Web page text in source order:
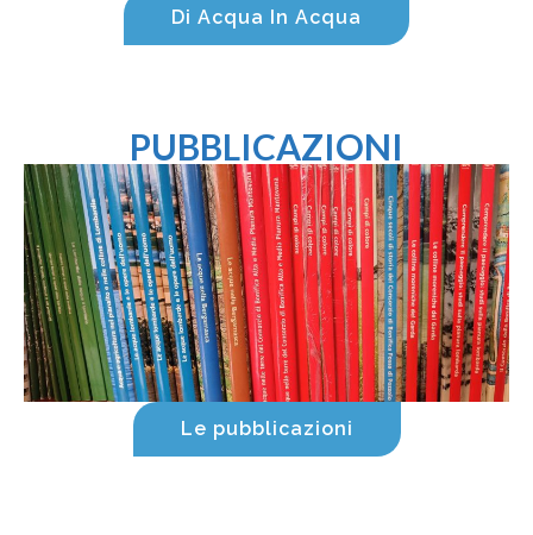
Di Acqua In Acqua
PUBBLICAZIONI
Le pubblicazioni